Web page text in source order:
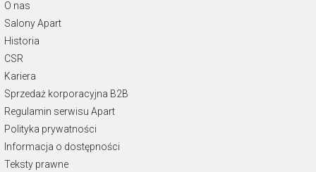
O nas
Salony Apart
Historia
CSR
Kariera
Sprzedaż korporacyjna B2B
Regulamin serwisu Apart
Polityka prywatności
Informacja o dostępności
Teksty prawne